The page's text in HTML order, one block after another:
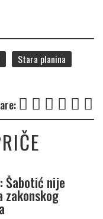
Stara planina
Šabotić nije
zakonskog